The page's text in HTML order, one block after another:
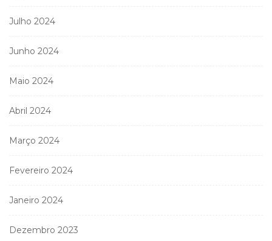
Julho 2024
Junho 2024
Maio 2024
Abril 2024
Março 2024
Fevereiro 2024
Janeiro 2024
Dezembro 2023